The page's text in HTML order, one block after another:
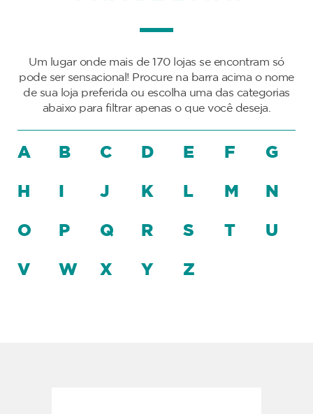
Um lugar onde mais de 170 lojas se encontram só
pode ser sensacional! Procure na barra acima o nome
de sua loja preferida ou escolha uma das categorias
abaixo para filtrar apenas o que você deseja.
A B C D E F G
H J K L M N
O P Q R S T U
V W X Y Z